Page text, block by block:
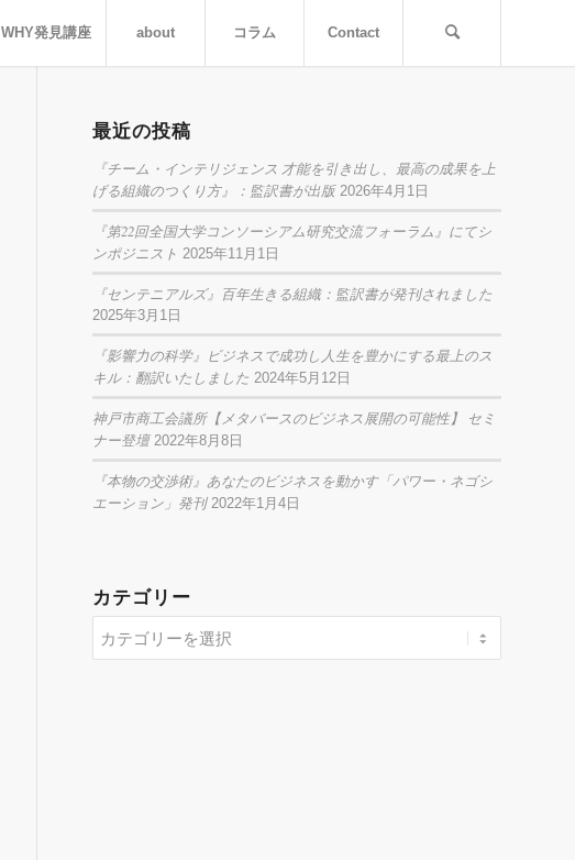
WHY発見講座 about コラム Contact
最近の投稿
『チーム・インテリジェンス 才能を引き出し、最高の成果を上
げる組織のつくり方』：監訳書が出版 2026年4月1日
『第22回全国大学コンソーシアム研究交流フォーラム』にてシ
ンポジニスト 2025年11月1日
『センテニアルズ』百年生きる組織：監訳書が発刊されました
2025年3月1日
『影響力の科学』ビジネスで成功し人生を豊かにする最上のス
キル：翻訳いたしました 2024年5月12日
神戸市商工会議所【メタバースのビジネス展開の可能性】 セミ
ナー登壇 2022年8月8日
『本物の交渉術』あなたのビジネスを動かす「パワー・ネゴシ
エーション」発刊 2022年1月4日
カテゴリー